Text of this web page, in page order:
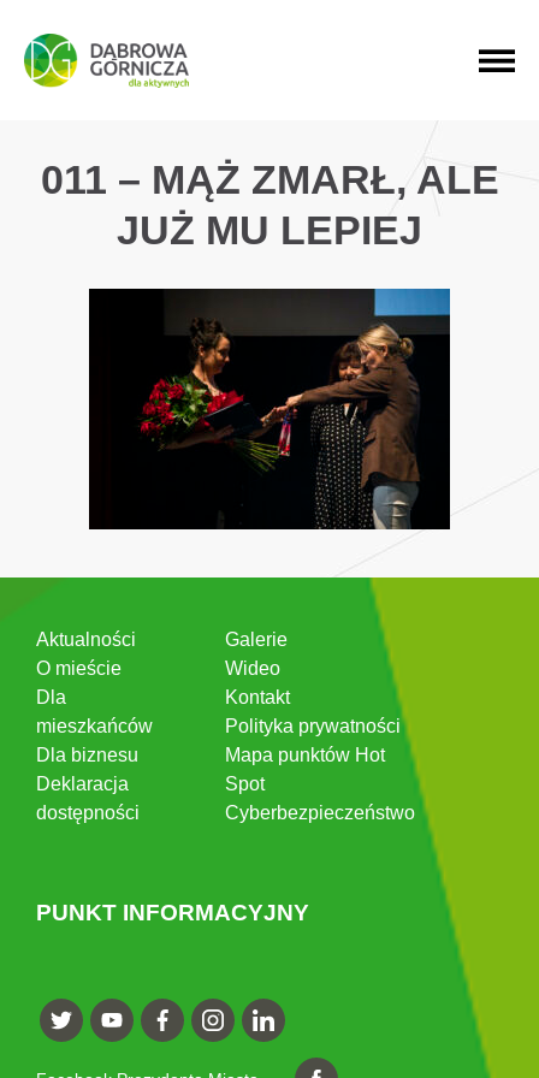
PRZEJDŹ DO MENU GŁÓWNEGO
PRZEJDŹ DO WYSZUKIWARKI
PRZEJDŹ DO TREŚCI
011 – MĄŻ ZMARŁ, ALE
JUŻ MU LEPIEJ
Aktualności
O mieście
Dla
mieszkańców
Dla biznesu
Deklaracja
dostępności
Galerie
Wideo
Kontakt
Polityka prywatności
Mapa punktów Hot
Spot
Cyberbezpieczeństwo
PUNKT INFORMACYJNY